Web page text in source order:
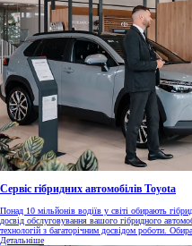
Сервіс гібридних автомобілів Toyota
Понад 10 мільйонів водіїв у світі обирають
досвід обслуговування вашого гібридного
технологій з багаторічним досвідом роботи.
Детальніше